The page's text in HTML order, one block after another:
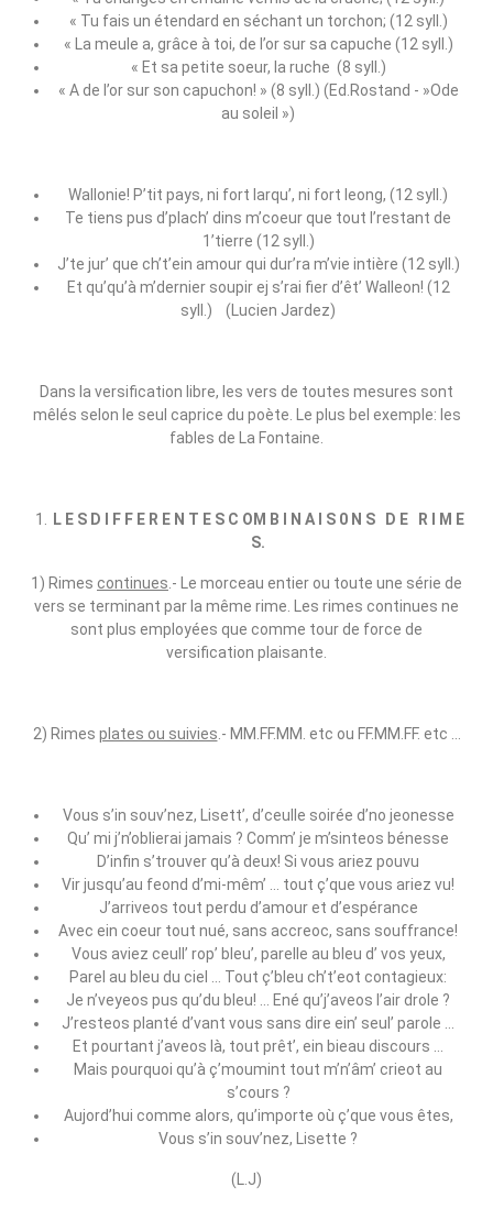
« Tu fais un étendard en séchant un torchon; (12 syll.)
« La meule a, grâce à toi, de l’or sur sa capuche (12 syll.)
« Et sa petite soeur, la ruche (8 syll.)
« A de l’or sur son capuchon! » (8 syll.) (Ed.Rostand ‑ »Ode
au soleil »)
Wallonie! P’tit pays, ni fort larqu’, ni fort leong, (12 syll.)
Te tiens pus d’plach’ dins m’coeur que tout l’restant de
1’tierre (12 syll.)
J’te jur’ que ch’t’ein amour qui dur’ra m’vie intière (12 syll.)
Et qu’qu’à m’dernier soupir ej s’rai fier d’êt’ Walleon! (12
syll.) (Lucien Jardez)
Dans la versification libre, les vers de toutes mesures sont
mêlés selon le seul caprice du poète. Le plus bel exemple: les
fables de La Fontaine.
L E S D I F F E R E N T E S C OM B I N A I S 0 N S D E R I M E
S.
1) Rimes continues.‑ Le morceau entier ou toute une série de
vers se terminant par la même rime. Les rimes continues ne
sont plus employées que comme tour de force de
versification plaisante.
2) Rimes plates ou suivies.‑ MM.FF.MM. etc ou FF.MM.FF. etc …
Vous s’in souv’nez, Lisett’, d’ceulle soirée d’no jeonesse
Qu’ mi j’n’oblierai jamais ? Comm’ je m’sinteos bénesse
D’infin s’trouver qu’à deux! Si vous ariez pouvu
Vir jusqu’au feond d’mi‑mêm’ … tout ç’que vous ariez vu!
J’arriveos tout perdu d’amour et d’espérance
Avec ein coeur tout nué, sans accreoc, sans souffrance!
Vous aviez ceull’ rop’ bleu’, parelle au bleu d’ vos yeux,
Parel au bleu du ciel … Tout ç’bleu ch’t’eot contagieux:
Je n’veyeos pus qu’du bleu! … Ené qu’j’aveos l’air drole ?
J’resteos planté d’vant vous sans dire ein’ seul’ parole …
Et pourtant j’aveos là, tout prêt’, ein bieau discours …
Mais pourquoi qu’à ç’moumint tout m’n’âm’ crieot au
s’cours ?
Aujord’hui comme alors, qu’importe où ç’que vous êtes,
Vous s’in souv’nez, Lisette ?
(L.J)